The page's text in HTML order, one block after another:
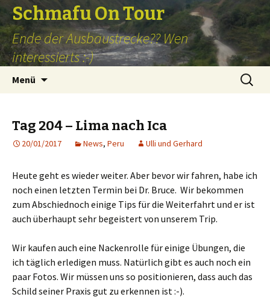
Schmafu On Tour
Ende der Ausbaustrecke?? Wen
interessierts :-)
Menü
Suchen
nach:
Tag 204 – Lima nach Ica
20/01/2017 News, Peru Ulli und Gerhard
Heute geht es wieder weiter. Aber bevor wir fahren, habe ich
noch einen letzten Termin bei Dr. Bruce. Wir bekommen
zum Abschiednoch einige Tips für die Weiterfahrt und er ist
auch überhaupt sehr begeistert von unserem Trip.
Wir kaufen auch eine Nackenrolle für einige Übungen, die
ich täglich erledigen muss. Natürlich gibt es auch noch ein
paar Fotos. Wir müssen uns so positionieren, dass auch das
Schild seiner Praxis gut zu erkennen ist :-).